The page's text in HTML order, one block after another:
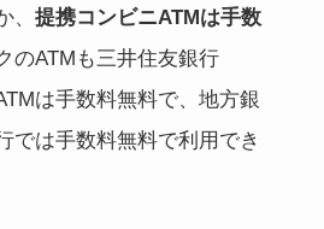
、 提携コンビニATMは手数
のATMも三井住友銀行
は手数料無料で、地方銀
では手数料無料で利用でき